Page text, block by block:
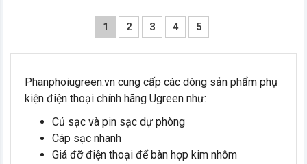
1 2 3 4 5
Phanphoiugreen.vn cung cấp các dòng sản phẩm phụ
kiện điện thoại chính hãng Ugreen như:
Củ sạc và pin sạc dự phòng
Cáp sạc nhanh
Giá đỡ điện thoại để bàn hợp kim nhôm